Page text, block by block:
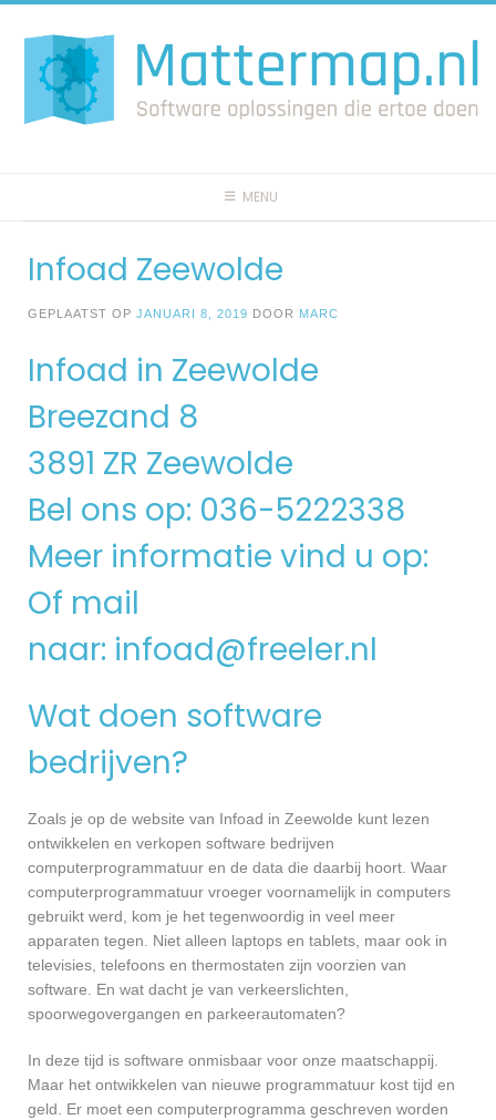
naar
inhoud
MENU
Infoad Zeewolde
GEPLAATST OP JANUARI 8, 2019 DOOR MARC
Infoad in Zeewolde
Breezand 8
3891 ZR Zeewolde
Bel ons op: 036-5222338
Meer informatie vind u op:
Of mail
naar: infoad@freeler.nl
Wat doen software
bedrijven?
Zoals je op de website van Infoad in Zeewolde kunt lezen
ontwikkelen en verkopen software bedrijven
computerprogrammatuur en de data die daarbij hoort. Waar
computerprogrammatuur vroeger voornamelijk in computers
gebruikt werd, kom je het tegenwoordig in veel meer
apparaten tegen. Niet alleen laptops en tablets, maar ook in
televisies, telefoons en thermostaten zijn voorzien van
software. En wat dacht je van verkeerslichten,
spoorwegovergangen en parkeerautomaten?
In deze tijd is software onmisbaar voor onze maatschappij.
Maar het ontwikkelen van nieuwe programmatuur kost tijd en
geld. Er moet een computerprogramma geschreven worden